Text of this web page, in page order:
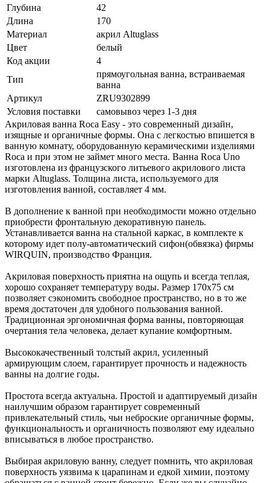
Глубина
42
Длина
170
Материал
акрил Altuglass
Цвет
белый
Код акции
4
Тип
прямоугольная ванна, встраиваемая
ванна
Артикул
ZRU9302899
Условия поставки
самовывоз через 1-3 дня
Акриловая ванна Roca Easy - это современный дизайн,
изящные и органичные формы. Она с легкостью впишется в
ванную комнату, оборудованную керамическими изделиями
Roca и при этом не займет много места. Ванна Roca Uno
изготовлена из французского литьевого акрилового листа
марки Altuglass. Толщина листа, используемого для
изготовления ванной, составляет 4 мм.
В дополнение к ванной при необходимости можно отдельно
приобрести фронтальную декоративную панель.
Устанавливается ванна на стальной каркас, в комплекте к
которому идет полу-автоматический сифон(обвязка) фирмы
WIRQUIN, производство Франция.
Акриловая поверхность приятна на ощупь и всегда теплая,
хорошо сохраняет температуру воды. Размер 170х75 см
позволяет сэкономить свободное пространство, но в то же
время достаточен для удобного пользования ванной.
Традиционная эргономичная форма ванны, повторяющая
очертания тела человека, делает купание комфортным.
Высококачественный толстый акрил, усиленный
армирующим слоем, гарантирует прочность и надежность
ванны на долгие годы.
Простота всегда актуальна. Простой и адаптируемый дизайн
наилучшим образом гарантирует современный
привлекательный стиль, чьи неброские органичные формы,
функциональность и органичность позволяют ему идеально
вписываться в любое пространство.
Выбирая акриловую ванну, следует помнить, что акриловая
поверхность уязвима к царапинам и едкой химии, поэтому